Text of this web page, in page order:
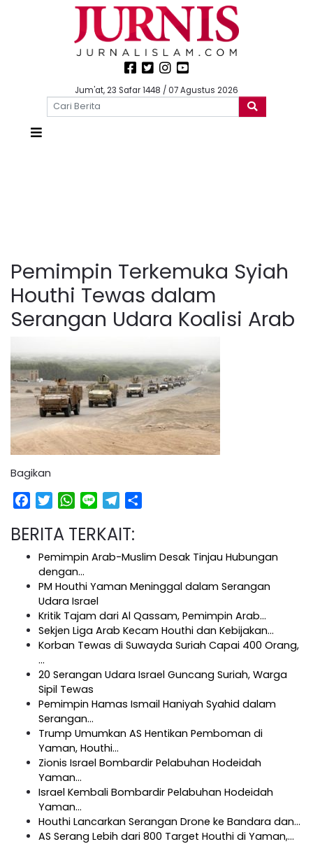
Jum'at, 23 Safar 1448 / 07 Agustus 2026
Pemimpin Terkemuka Syiah
Houthi Tewas dalam
Serangan Udara Koalisi Arab
Bagikan
Facebook
TwitterWhatsApp
Line Telegram
BERITA TERKAIT:
Pemimpin Arab-Muslim Desak Tinjau Hubungan
dengan…
PM Houthi Yaman Meninggal dalam Serangan
Udara Israel
Kritik Tajam dari Al Qassam, Pemimpin Arab…
Sekjen Liga Arab Kecam Houthi dan Kebijakan…
Korban Tewas di Suwayda Suriah Capai 400 Orang,
…
20 Serangan Udara Israel Guncang Suriah, Warga
Sipil Tewas
Pemimpin Hamas Ismail Haniyah Syahid dalam
Serangan…
Trump Umumkan AS Hentikan Pemboman di
Yaman, Houthi…
Zionis Israel Bombardir Pelabuhan Hodeidah
Yaman…
Israel Kembali Bombardir Pelabuhan Hodeidah
Yaman…
Houthi Lancarkan Serangan Drone ke Bandara dan…
AS Serang Lebih dari 800 Target Houthi di Yaman,…